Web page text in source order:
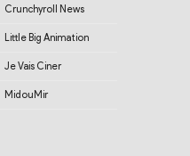
Crunchyroll News
Little Big Animation
Je Vais Ciner
MidouMir